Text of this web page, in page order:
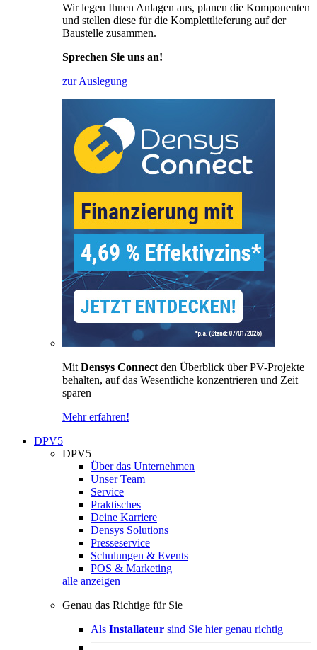
Wir legen Ihnen Anlagen aus, planen die Komponenten
und stellen diese für die Komplettlieferung auf der
Baustelle zusammen.
Sprechen Sie uns an!
zur Auslegung
Mit Densys Connect den Überblick über PV-Projekte
behalten, auf das Wesentliche konzentrieren und Zeit
sparen
Mehr erfahren!
DPV5
DPV5
Über das Unternehmen
Unser Team
Service
Praktisches
Deine Karriere
Densys Solutions
Presseservice
Schulungen & Events
POS & Marketing
alle anzeigen
Genau das Richtige für Sie
Als Installateur sind Sie hier genau richtig